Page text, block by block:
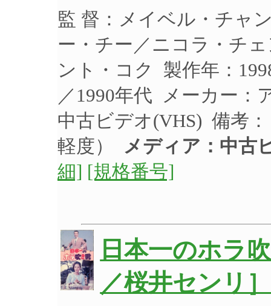
監 督：メイベル・チャ
ー・チー／ニコラ・チ
ント・コク 製作年：
／1990年代 メーカー：
中古ビデオ(VHS) 備考
軽度）
メディア：中古
細] [規格番号]
日本一のホラ
／桜井センリ］